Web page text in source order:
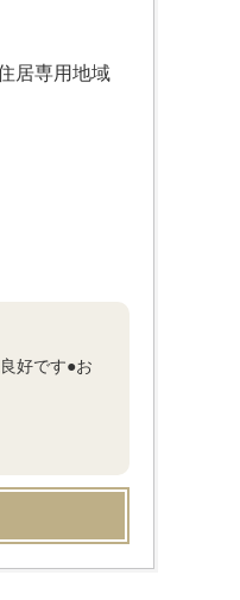
居専用地域
好です●お